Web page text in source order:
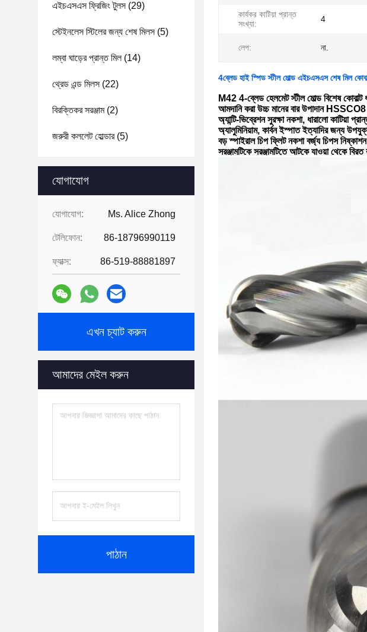
এইচএসএস ফ্রিজিং টুলস(29)
স্টেইনলেস স্টিলের জন্য শেষ মিলস(5)
লম্বা ঘাড়ের প্রান্ত মিল(14)
থ্রেড এন্ড মিলস(22)
বিরক্তিকর সরঞ্জাম(2)
জরুরী কললেট হোল্ডার(5)
যোগাযোগ
যোগাযোগ: Ms. Alice Zhong
টেলিফোন: 86-18796990119
ফ্যাক্স: 86-519-88881897
এখন চ্যাট করুন
আমাদের মেইল ​​করুন
পাঠান
কার্যকর কাটিয়া প্রান্ত
সংখ্যা:
4
লেপ: না.
4ব্লেড হাই স্পিড স্টীল মোল্ড এইচএসএস শেষ মিল
M42 4-ব্লেড হেলমেট স্টীল মোল্ড বিশেষ কোবাল্ট
আমদানি করা উচ্চ মানের বার উপাদান HSSCO8
অ্যান্টি-ভিব্রেশন সুরক্ষা নকশা, ধারালো কাটিয়া
অ্যালুমিনিয়াম, কার্বন ইস্পাত ইত্যাদির জন্য
বড় স্পাইরাল চিপ ফ্লিট নকশা বর্জ্য চিপস
সরঞ্জামটিকে সরঞ্জামটিতে আটকে যাওয়া থেকে